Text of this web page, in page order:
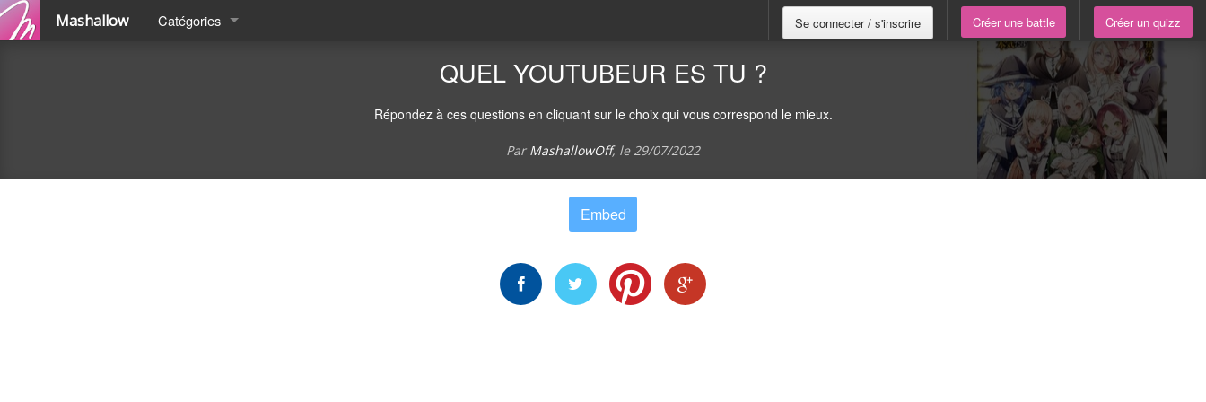
Mashallow Catégories Se connecter / s'inscrire Créer une battle Créer un quizz
QUEL YOUTUBEUR ES TU ?
Répondez à ces questions en cliquant sur le choix qui vous correspond le mieux.
Par MashallowOff, le29/07/2022
Embed